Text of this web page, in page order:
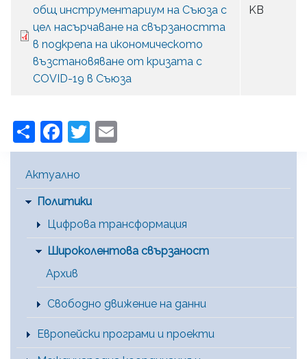
общ инструментариум на Съюза с
цел насърчаване на свързаността
в подкрепа на икономическото
възстановяване от кризата с
COVID-19 в Съюза
KB
ShareFacebook
Twitter
Main Menu [BG]
Актуално
Политики
Цифрова трансформация
Широколентова свързаност
Архив
Свободно движение на данни
Европейски програми и проекти